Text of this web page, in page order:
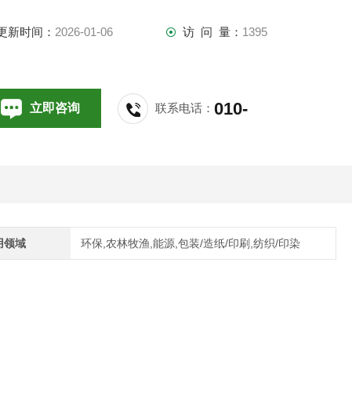
新时间： 2026-01-06 访 问 量： 1395
立即咨询 联系电话：010-
领域 环保,农林牧渔,能源,包装/造纸/印刷,纺织/印染